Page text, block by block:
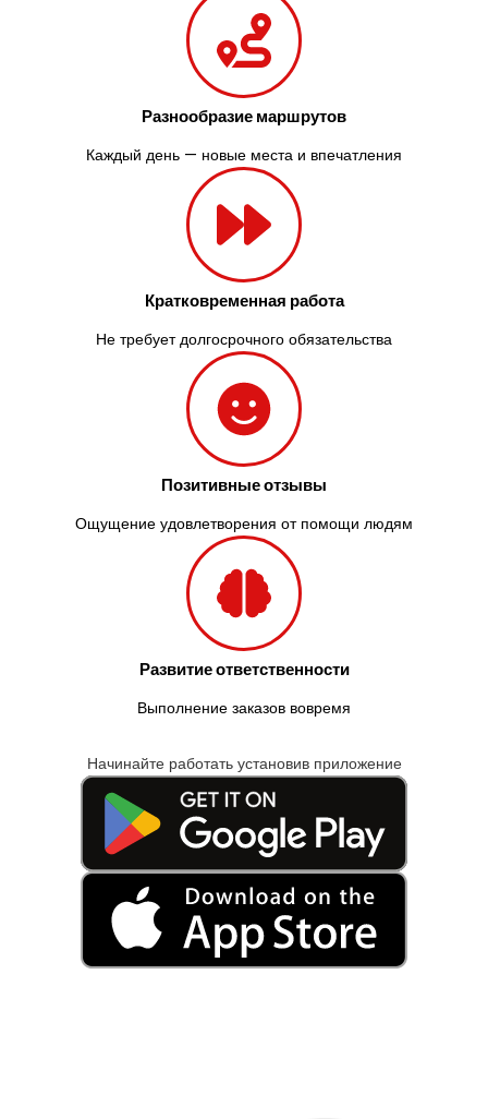
Разнообразие маршрутов
Каждый день — новые места и впечатления
Кратковременная работа
Не требует долгосрочного обязательства
Позитивные отзывы
Ощущение удовлетворения от помощи людям
Развитие ответственности
Выполнение заказов вовремя
Начинайте работать установив приложение